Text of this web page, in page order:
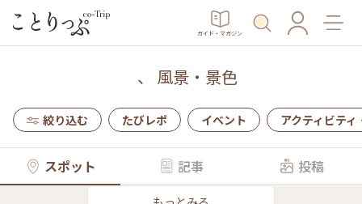
ガイド・マガジン
、 風景・景色
絞り込む たびレポ イベント アクティビティ
スポット 記事 投稿